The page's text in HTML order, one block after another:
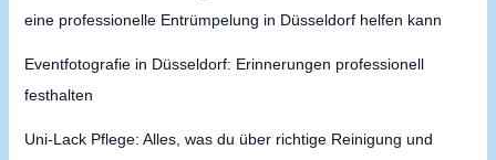
eine professionelle Entrümpelung in Düsseldorf helfen kann
Eventfotografie in Düsseldorf: Erinnerungen professionell
festhalten
Uni-Lack Pflege: Alles, was du über richtige Reinigung und